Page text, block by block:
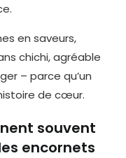
en saveurs,
chichi, agréable
– parce qu’un
de cœur.
souvent
encornets